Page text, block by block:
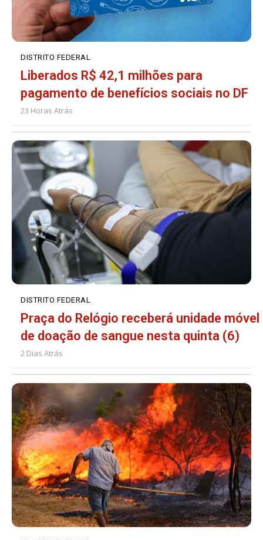
DISTRITO FEDERAL
Liberados R$ 42,1 milhões para
pagamento de benefícios sociais no DF
23 Horas Atrás
DISTRITO FEDERAL
Praça do Relógio receberá unidade móvel
de doação de sangue nesta quinta (6)
2 Dias Atrás